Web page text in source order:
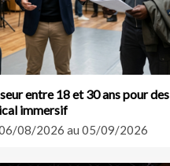
entre 18 et 30 ans pour des
immersif
08/2026 au 05/09/2026